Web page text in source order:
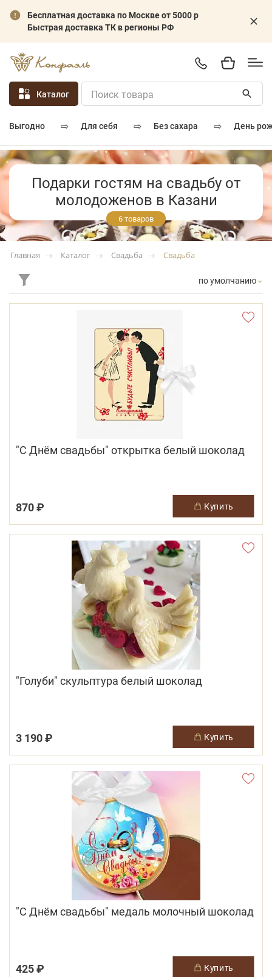
Бесплатная доставка по Москве от 5000 р
Быстрая доставка ТК в регионы РФ
Каталог
выгодно ⇨ для себя ⇨ без сахара ⇨ день
Подарки гостям на свадьбу от
молодоженов в Казани
6 товаров
Главная Каталог Свадьба Свадьба
по умолчанию
"С Днём свадьбы" открытка белый шоколад
870 ₽ купить
"Голуби" скульптура белый шоколад
3 190 ₽ купить
"С Днём свадьбы" медаль молочный шоколад
425 ₽ купить